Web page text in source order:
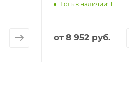
Есть в наличии: 1
от8 952 руб.